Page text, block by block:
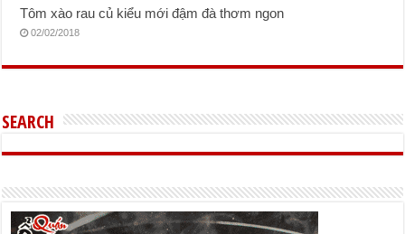
Tôm xào rau củ kiểu mới đậm đà thơm ngon
02/02/2018
SEARCH